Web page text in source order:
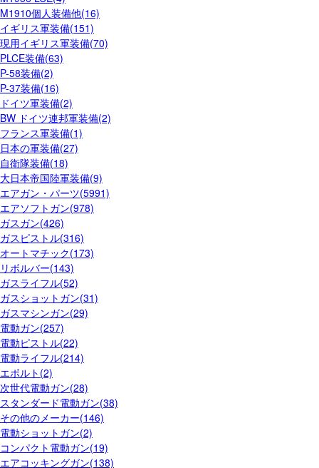
M1910個人装備他(16)
イギリス軍装備(151)
現用イギリス軍装備(70)
PLCE装備(63)
P-58装備(2)
P-37装備(16)
ドイツ軍装備(2)
BW ドイツ連邦軍装備(2)
フランス軍装備(1)
日本の軍装備(27)
自衛隊装備(18)
大日本帝国陸軍装備(9)
エアガン・パーツ(5991)
エアソフトガン(978)
ガスガン(426)
ガスピストル(316)
オートマチック(173)
リボルバー(143)
ガスライフル(52)
ガスショットガン(31)
ガスマシンガン(29)
電動ガン(257)
電動ピストル(22)
電動ライフル(214)
エボルト(2)
次世代電動ガン(28)
スタンダード電動ガン(38)
その他のメーカー(146)
電動ショットガン(2)
コンパクト電動ガン(19)
エアコッキングガン(138)